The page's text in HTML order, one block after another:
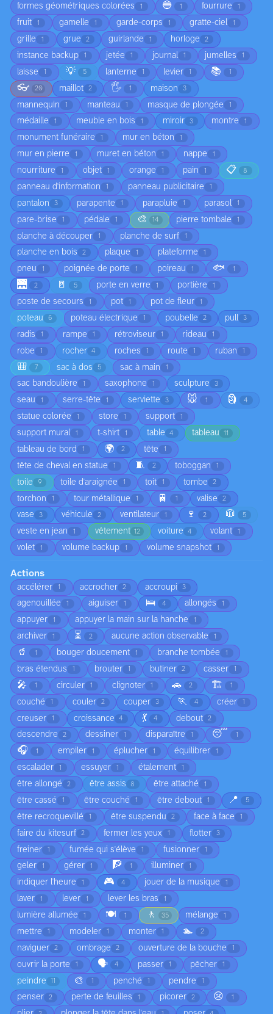
formes géométriques colorées 1 🔵 1 fourrure 1
fruit 1 gamelle 1 garde-corps 1 gratte-ciel 1
grille 1 grue 2 guirlande 1 horloge 2
instance backup 1 jetée 1 journal 1 jumelles 1
laisse 1 💡 5 lanterne 1 levier 1 📚 1
👓 20 maillot 2 🖐️ 1 maison 3
mannequin 1 manteau 1 masque de plongée 1
médaille 1 meuble en bois 1 miroir 3 montre 1
monument funéraire 1 mur en béton 1
mur en pierre 1 muret en béton 1 nappe 1
nourriture 1 objet 1 orange 1 pain 1 📋 8
panneau d'information 1 panneau publicitaire 1
pantalon 3 parapente 1 parapluie 1 parasol 1
pare-brise 1 pédale 1 🎨 14 pierre tombale 1
planche à découper 1 planche de surf 1
planche en bois 2 plaque 1 plateforme 1
pneu 1 poignée de porte 1 poireau 1 🐟 1
🌉 2 🚪 5 porte en verre 1 portière 1
poste de secours 1 pot 1 pot de fleur 1
poteau 6 poteau électrique 1 poubelle 2 pull 3
radis 1 rampe 1 rétroviseur 1 rideau 1
robe 1 rocher 4 roches 1 route 1 ruban 1
🎒 7 sac à dos 5 sac à main 1
sac bandoulière 1 saxophone 1 sculpture 3
seau 1 serre-tête 1 serviette 3 🐭 1 🗿 4
statue colorée 1 store 1 support 1
support mural 1 t-shirt 1 table 4 tableau 11
tableau de bord 1 🌍 2 tête 1
tête de cheval en statue 1 🧵 2 toboggan 1
toile 9 toile d'araignée 1 toit 1 tombe 2
torchon 1 tour métallique 1 🚆 1 valise 2
vase 3 véhicule 2 ventilateur 1 🍷 2 🧥 5
veste en jean 1 vêtement 12 voiture 4 volant 1
volet 1 volume backup 1 volume snapshot 1
Actions
accélérer 1 accrocher 2 accroupi 3
agenouillée 1 aiguiser 1 🛌 4 allongés 1
appuyer 1 appuyer la main sur la hanche 1
archiver 1 ⏳ 2 aucune action observable 1
🥤 1 bouger doucement 1 branche tombée 1
bras étendus 1 brouter 1 butiner 2 casser 1
🎤 1 circuler 1 clignoter 1 🚗 2 🏗️ 1
couché 1 couler 2 couper 3 🏃 4 créer 1
creuser 1 croissance 4 💃 4 debout 2
descendre 2 dessiner 1 disparaître 1 😴 1
🎧 1 empiler 1 éplucher 1 équilibrer 1
escalader 1 essuyer 1 étalement 1
être allongé 2 être assis 8 être attaché 1
être cassé 1 être couché 1 être debout 1 📍 5
être recroquevillé 1 être suspendu 2 face à face 1
faire du kitesurf 2 fermer les yeux 1 flotter 3
freiner 1 fumée qui s'élève 1 fusionner 1
geler 1 gérer 1 🧗 1 illuminer 1
indiquer l'heure 1 🎮 4 jouer de la musique 1
laver 1 lever 1 lever les bras 1
lumière allumée 1 🍽️ 1 🚶 35 mélange 1
mettre 1 modeler 1 monter 1 🏊 2
naviguer 2 ombrage 2 ouverture de la bouche 1
ouvrir la porte 1 🗣️ 4 passer 1 pêcher 1
peindre 11 🎨 1 penché 1 pendre 1
penser 2 perte de feuilles 1 picorer 2 😢 1